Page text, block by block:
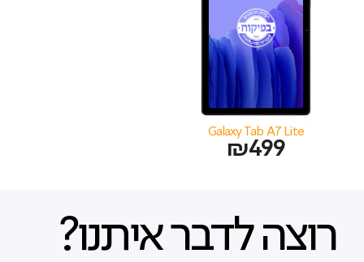
Galaxy Tab A7 Lite
₪499
רוצה לדבר איתנו?